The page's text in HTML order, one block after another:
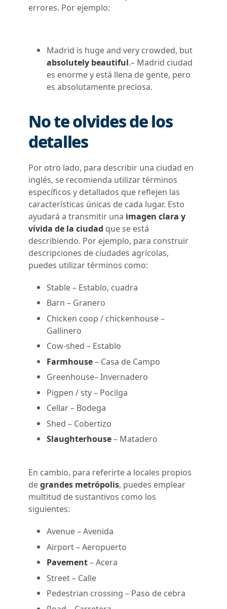
errores. Por ejemplo:
Madrid is huge and very crowded, but
absolutely beautiful.– Madrid ciudad
es enorme y está llena de gente, pero
es absolutamente preciosa.
No te olvides de los
detalles
Por otro lado, para describir una ciudad en
inglés, se recomienda utilizartérminos
específicos y detallados que reflejen las
características únicas de cada lugar. Esto
ayudará a transmitir una imagen clara y
vívida de la ciudad que se está
describiendo. Por ejemplo, para construir
descripciones de ciudades agrícolas,
puedes utilizar términos como:
Stable– Establo, cuadra
Barn – Granero
Chicken coop / chickenhouse–
Gallinero
Cow-shed – Establo
Farmhouse– Casa de Campo
Greenhouse– Invernadero
Pigpen / sty– Pocilga
Cellar– Bodega
Shed – Cobertizo
Slaughterhouse– Matadero
En cambio, para referirte a locales propios
degrandes metrópolis, puedes emplear
multitud de sustantivos como los
siguientes:
Avenue– Avenida
Airport– Aeropuerto
Pavement– Acera
Street– Calle
Pedestrian crossing – Paso de cebra